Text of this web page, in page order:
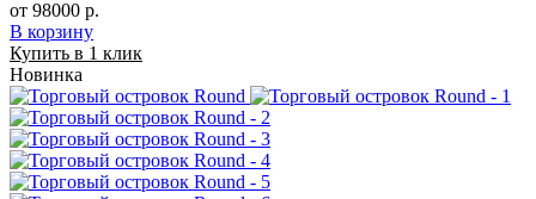
от 98000 р.
В корзину
Купить в 1 клик
Новинка